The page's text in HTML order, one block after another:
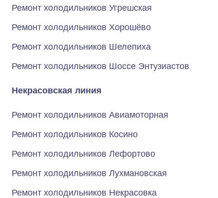
Ремонт холодильников Угрешская
Ремонт холодильников Хорошёво
Ремонт холодильников Шелепиха
Ремонт холодильников Шоссе Энтузиастов
Некрасовская линия
Ремонт холодильников Авиамоторная
Ремонт холодильников Косино
Ремонт холодильников Лефортово
Ремонт холодильников Лухмановская
Ремонт холодильников Некрасовка